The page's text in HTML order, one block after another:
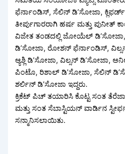
ಫೆರ್ನಾಂಡಿಸ್‌, ಸೆಲಿನ್‌ ಡಿ’ಸೋಜಾ, ಕ್ಲಿಫರ್ಡ್
ತೀರ್ಪುಗಾರರಾಗಿ ಹರ್ಷ ಮತ್ತು ಪುನೀತ್‌
ವಿಜೇತ ತಂಡದಲ್ಲಿ ಜೋಯೆಲ್‌ ಡಿ’ಸೋಜಾ,
ಡಿ’ಸೋಜಾ, ರೋಶನ್‌ ಫೆರ್ನಾಂಡಿಸ್‌,
ಆ್ಯಶ್ಲಿ ಡಿ’ಸೋಜಾ, ವಿಲ್ಸನ್‌ ಡಿ’ಸೋಜಾ,
ಪಿಂಟೊ, ರಿಶಾಲ್‌ ಡಿ’ಸೋಜಾ, ಸೆಲಿನ್‌
ಶರ್ಲಿನ್‌ ಡಿ’ಸೋಜಾ ಇದ್ದರು.
ಕ್ರಿಕೆಟ್‌ ಪಿಚ್‌ ತಯಾರಿಸಿ ಕೊಟ್ಟ ಸಂತ
ಮತ್ತು ಸಂತ ಸೆಬಾಸ್ಟಿಯನ್‌ ವಾರ್ಡಿನ
ಸನ್ಮಾನಿಸಲಾಯಿತು.